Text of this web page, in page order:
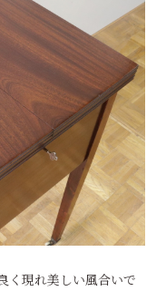
く現れ美しい風合いで